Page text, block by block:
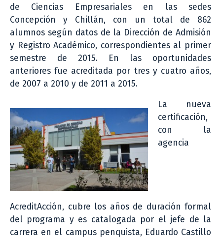
de Ciencias Empresariales en las sedes
Concepción y Chillán, con un total de 862
alumnos según datos de la Dirección de Admisión
y Registro Académico, correspondientes al primer
semestre de 2015. En las oportunidades
anteriores fue acreditada por tres y cuatro años,
de 2007 a 2010 y de 2011 a 2015.
La nueva
certificación,
con la
agencia
AcreditAcción, cubre los años de duración formal
del programa y es catalogada por el jefe de la
carrera en el campus penquista, Eduardo Castillo